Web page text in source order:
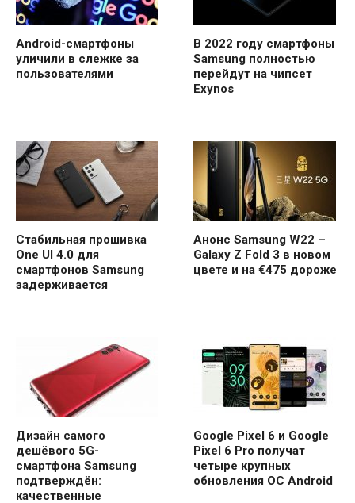
Android-смартфоны
уличили в слежке за
пользователями
В 2022 году смартфоны
Samsung полностью
перейдут на чипсет
Exynos
Стабильная прошивка
One UI 4.0 для
смартфонов Samsung
задерживается
Анонс Samsung W22 –
Galaxy Z Fold 3 в новом
цвете и на €475 дороже
Дизайн самого
дешёвого 5G-
смартфона Samsung
подтверждён:
качественные
Google Pixel 6 и Google
Pixel 6 Pro получат
четыре крупных
обновления ОС Android